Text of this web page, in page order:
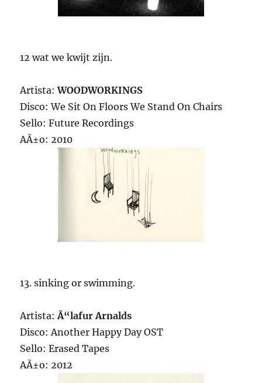
12 wat we kwijt zijn.
Artista:WOODWORKINGS
Disco: We Sit On Floors We Stand On Chairs
Sello: Future Recordings
AÃ±o: 2010
13. sinking or swimming.
Artista:Ã“lafur Arnalds
Disco: Another Happy Day OST
Sello: Erased Tapes
AÃ±o: 2012